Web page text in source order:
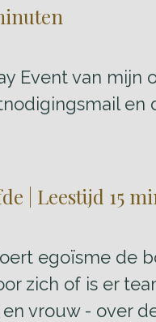
Event van mijn
en
| Leestijd 15
egoïsme de
zich of is er
vrouw - over